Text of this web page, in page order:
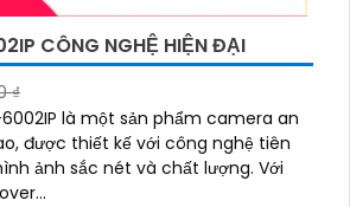
CÔNG NGHỆ HIỆN ĐẠI
₫
6002IP là một sản phẩm camera an
được thiết kế với công nghệ tiên
ảnh sắc nét và chất lượng. Với